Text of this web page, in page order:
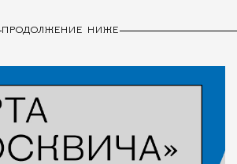
ПРОДОЛЖЕНИЕ НИЖЕ